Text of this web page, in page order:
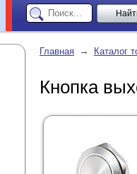
Главная → Каталог
Кнопка